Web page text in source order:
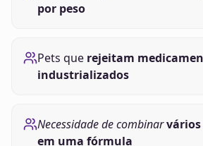
por peso
Pets que rejeitam
industrializados
Necessidade de combinar
em uma fórmula